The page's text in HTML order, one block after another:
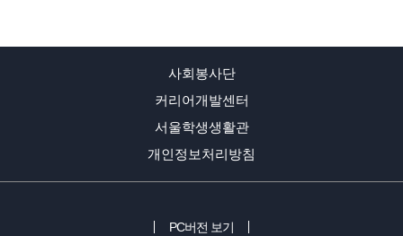
사회봉사단
커리어개발센터
서울학생생활관
개인정보처리방침
PC버전 보기